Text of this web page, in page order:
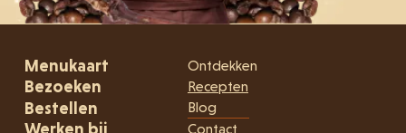
Menukaart
Bezoeken
Bestellen
Ontdekken
Recepten
Blog
Contact